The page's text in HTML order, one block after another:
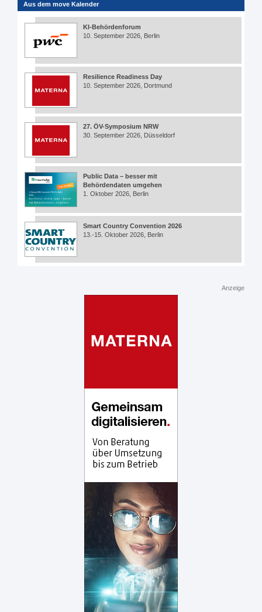
Aus dem move Kalender
KI-Behördenforum
10. September 2026, Berlin
Resilience Readiness Day
10. September 2026, Dortmund
27. ÖV-Symposium NRW
30. September 2026, Düsseldorf
Public Data – besser mit
Behördendaten umgehen
1. Oktober 2026, Berlin
Smart Country Convention 2026
13.-15. Oktober 2026, Berlin
Anzeige